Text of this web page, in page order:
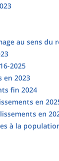
au sens du
2025
en 2023
fin 2024
en
en
à la